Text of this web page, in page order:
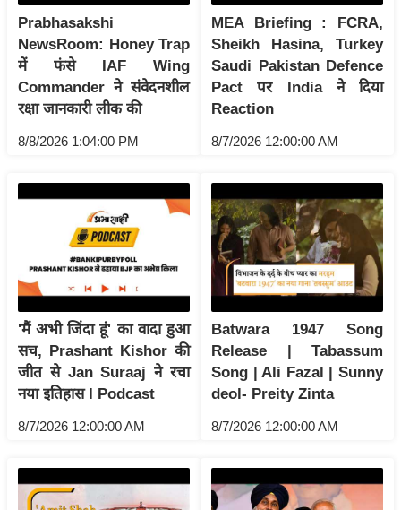
त
बॉ
ली
वु
ड
हॉ
वु
ड
स
क्षा
B
r
e
a
i
n
Prabhasakshi
NewsRoom: Honey Trap
में फंसे IAF Wing
Commander ने संवेदनशील
रक्षा जानकारी लीक की
8/8/2026 1:04:00 PM
MEA Briefing : FCRA,
Sheikh Hasina, Turkey
Saudi Pakistan Defence
Pact पर India ने दिया
Reaction
8/7/2026 12:00:00 AM
'मैं अभी जिंदा हूं' का वादा हुआ
सच, Prashant Kishor की
जीत से Jan Suraaj ने रचा
नया इतिहास I Podcast
8/7/2026 12:00:00 AM
Batwara 1947 Song
Release | Tabassum
Song | Ali Fazal | Sunny
deol- Preity Zinta
8/7/2026 12:00:00 AM